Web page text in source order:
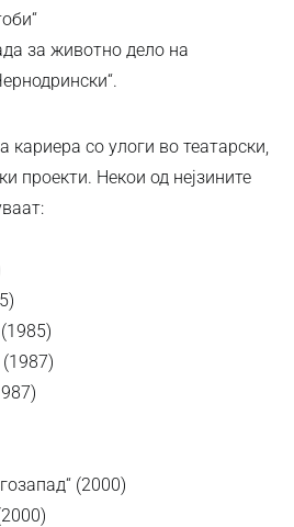
за животно дело на
кариера со улоги во театарски,
проекти. Некои од нејзините
(1987)
(2000)